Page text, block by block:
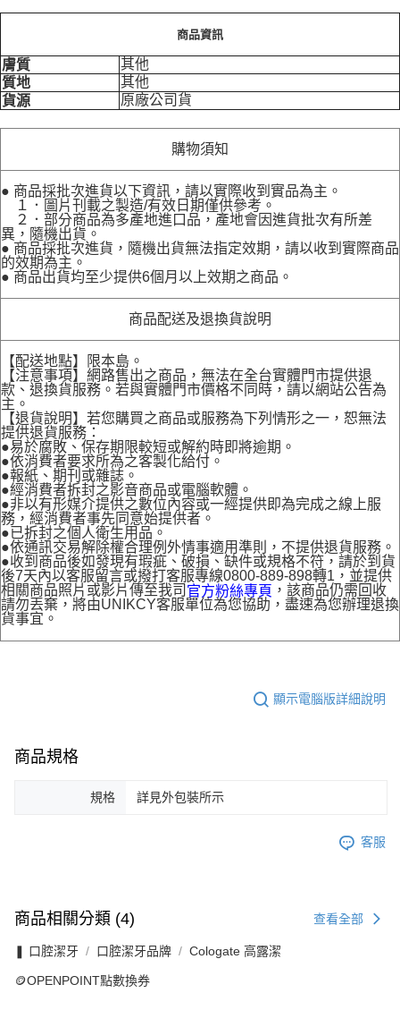
商品資訊
膚質
其他
質地
其他
貨源
原廠公司貨
購物須知
● 商品採批次進貨以下資訊，請以實際收到實品為主。
１．圖片刊載之製造/有效日期僅供參考。
２．部分商品為多產地進口品，產地會因進貨批次有所差
異，隨機出貨。
● 商品採批次進貨，隨機出貨無法指定效期，請以收到實際商品
的效期為主。
● 商品出貨均至少提供6個月以上效期之商品。
商品配送及退換貨說明
【配送地點】限本島。
【注意事項】網路售出之商品，無法在全台實體門市提供退
款、退換貨服務。若與實體門市價格不同時，請以網站公告為
主。
【退貨說明】若您購買之商品或服務為下列情形之一，恕無法
提供退貨服務：
●易於腐敗、保存期限較短或解約時即將逾期。
●依消費者要求所為之客製化給付。
●報紙、期刊或雜誌。
●經消費者拆封之影音商品或電腦軟體。
●非以有形媒介提供之數位內容或一經提供即為完成之線上服
務，經消費者事先同意始提供者。
●已拆封之個人衛生用品。
●依通訊交易解除權合理例外情事適用準則，不提供退貨服務。
●收到商品後如發現有瑕疵、破損、缺件或規格不符，請於到貨
後7天內以客服留言或撥打客服專線0800-889-898轉1，並提供
相關商品照片或影片傳至我司 官方粉絲專頁 ，該商品仍需回收
請勿丟棄，將由UNIKCY客服單位為您協助，盡速為您辦理退換
貨事宜。
顯示電腦版詳細說明
商品規格
規格 詳見外包裝所示
客服
商品相關分類 (4) 查看全部
❚ 口腔潔牙 口腔潔牙品牌 Cologate 高露潔
🪙OPENPOINT點數換券